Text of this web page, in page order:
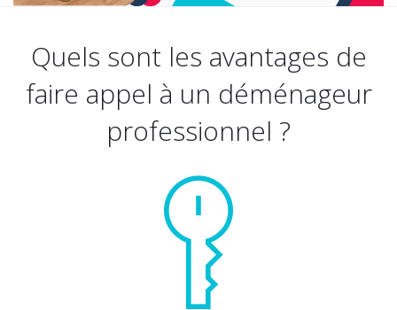
Quels sont les avantages de
faire appel à un déménageur
professionnel ?